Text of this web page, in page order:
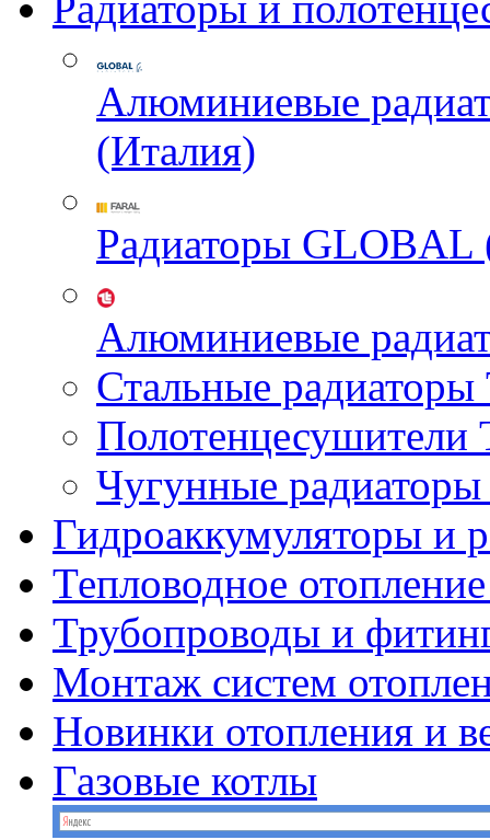
Алюминиевые
(Италия)
Радиаторы GLOBAL
Алюминиевые
Стальные
Чугунные
Гидроаккумуляторы и
Тепловодное
Трубопроводы и
Монтаж систем
Новинки отопления и
Газовые котлы